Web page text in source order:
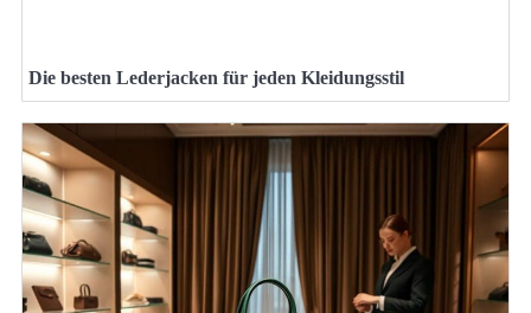
Die besten Lederjacken für jeden Kleidungsstil